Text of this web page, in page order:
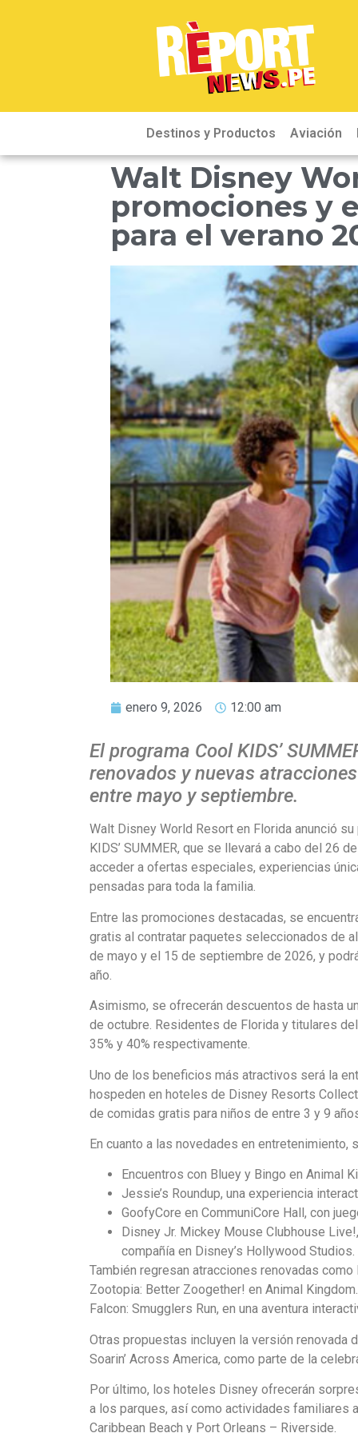
Destinos y Productos Aviación
Walt Disney
promociones y
para el verano
enero 9, 2026 12:00 am
El programa Cool KIDS’
renovados y nuevas
entre mayo y septiembre.
Walt Disney World Resort en Florida anunció
KIDS’ SUMMER, que se llevará a cabo del 26
acceder a ofertas especiales, experiencias
pensadas para toda la familia.
Entre las promociones destacadas, se
gratis al contratar paquetes seleccionados de
de mayo y el 15 de septiembre de 2026, y
año.
Asimismo, se ofrecerán descuentos de hasta
de octubre. Residentes de Florida y titulares
35% y 40% respectivamente.
Uno de los beneficios más atractivos será la
hospeden en hoteles de Disney Resorts
de comidas gratis para niños de entre 3 y 9
En cuanto a las novedades en entretenimiento,
Encuentros con Bluey y Bingo en Animal
Jessie’s Roundup, una experiencia
GoofyCore en CommuniCore Hall, con
Disney Jr. Mickey Mouse Clubhouse
compañía en Disney’s Hollywood Studios.
También regresan atracciones renovadas
Zootopia: Better Zoogether! en Animal
Falcon: Smugglers Run, en una aventura
Otras propuestas incluyen la versión renovada
Soarin’ Across America, como parte de la
Por último, los hoteles Disney ofrecerán
a los parques, así como actividades familiares
Caribbean Beach y Port Orleans – Riverside.